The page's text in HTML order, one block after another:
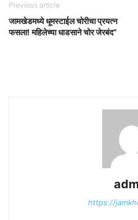
Previous article
जामखेडमध्ये धूमस्टाईल चोरीचा प्रयत्न
फसला! महिलेच्या धाडसाने चोर जेरबंद”
https://